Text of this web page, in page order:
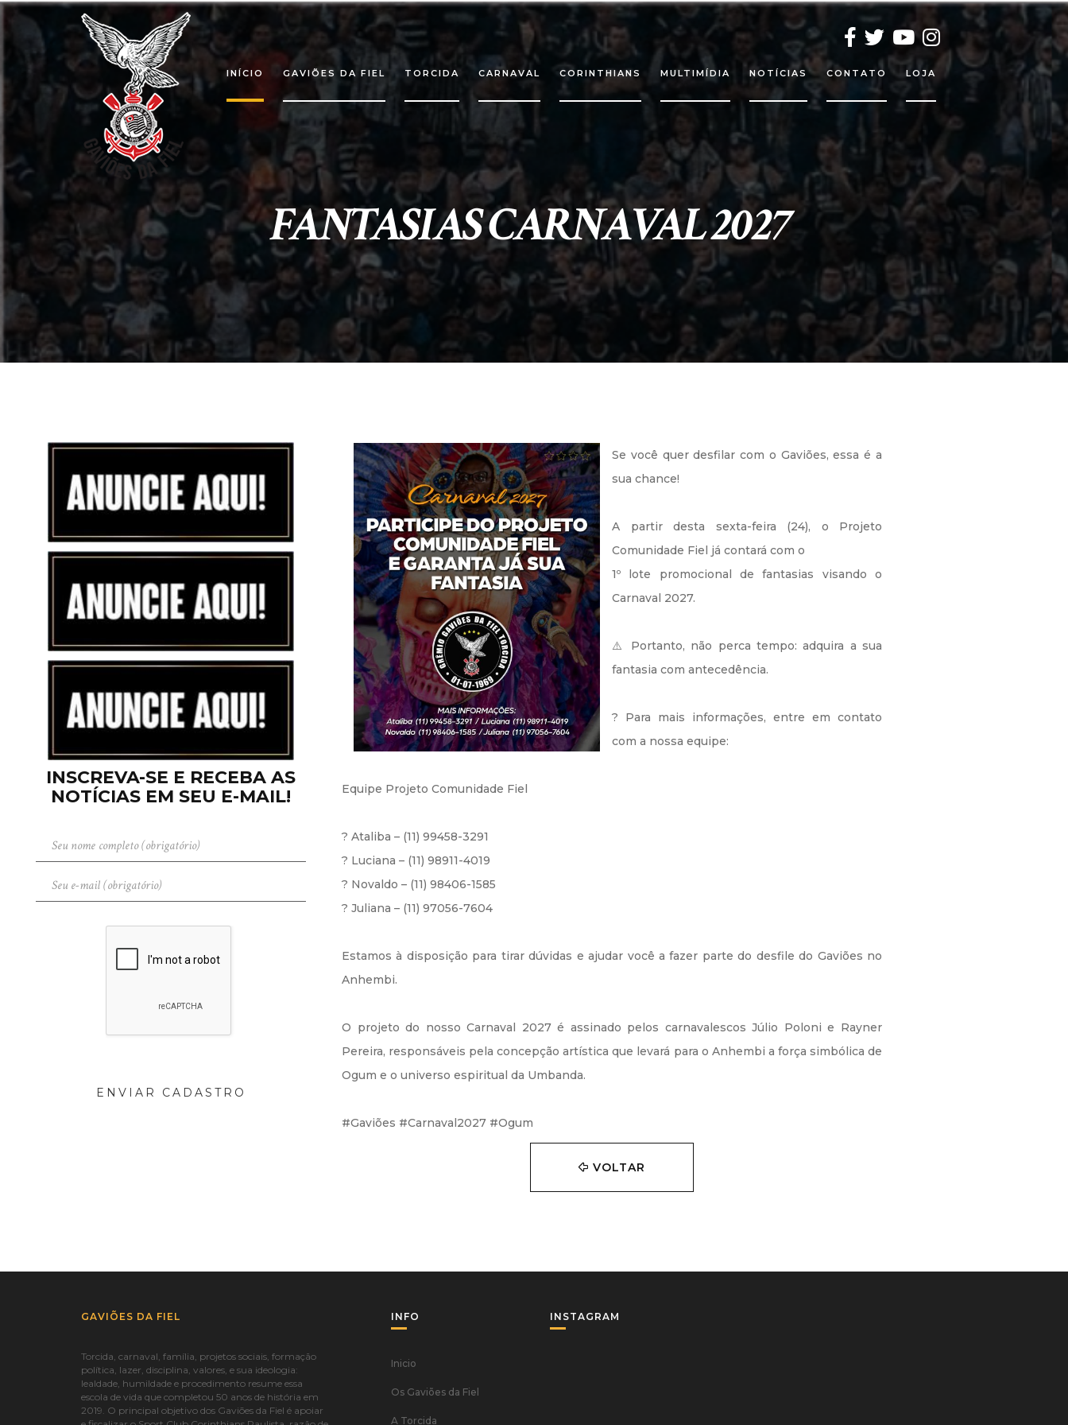
INÍCIO GAVIÕES DA FIEL TORCIDA CARNAVAL CORINTHIANS MULTIMÍDIA NOTÍCIAS CONTATO LOJA
FANTASIAS CARNAVAL 2027
INSCREVA-SE E RECEBA AS
NOTÍCIAS EM SEU E-MAIL!
ENVIAR CADASTRO
Se você quer desfilar com o Gaviões, essa é a
sua chance!
A partir desta sexta-feira (24), o Projeto
Comunidade Fiel já contará com o
1º lote promocional de fantasias visando o
Carnaval 2027.
⚠️ Portanto, não perca tempo: adquira a sua
fantasia com antecedência.
? Para mais informações, entre em contato
com a nossa equipe:
Equipe Projeto Comunidade Fiel
? Ataliba – (11) 99458-3291
? Luciana – (11) 98911-4019
? Novaldo – (11) 98406-1585
? Juliana – (11) 97056-7604
Estamos à disposição para tirar dúvidas e ajudar você a fazer parte do desfile do Gaviões no
Anhembi.
O projeto do nosso Carnaval 2027 é assinado pelos carnavalescos Júlio Poloni e Rayner
Pereira, responsáveis pela concepção artística que levará para o Anhembi a força simbólica de
Ogum e o universo espiritual da Umbanda.
#Gaviões #Carnaval2027 #Ogum
VOLTAR
GAVIÕES DA FIEL
Torcida, carnaval, família, projetos sociais, formação
política, lazer, disciplina, valores, e sua ideologia:
lealdade, humildade e procedimento resume essa
escola de vida que completou 50 anos de história em
2019. O principal objetivo dos Gaviões da Fiel é apoiar
INFO
Inicio
Os Gaviões da Fiel
A Torcida
INSTAGRAM